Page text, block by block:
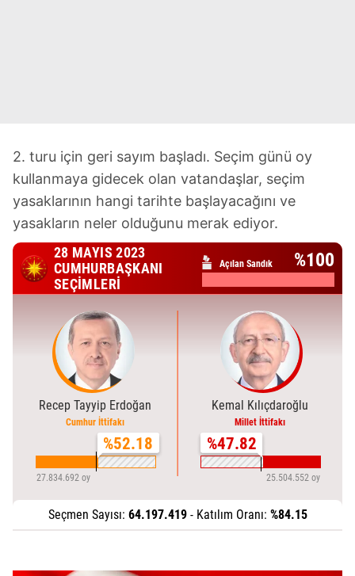
2. turu için geri sayım başladı. Seçim günü oy
kullanmaya gidecek olan vatandaşlar, seçim
yasaklarının hangi tarihte başlayacağını ve
yasakların neler olduğunu merak ediyor.